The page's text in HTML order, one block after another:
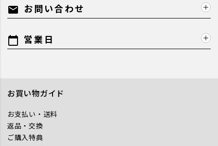
mail お問い合わせ
calendar_today 営業日
お買い物ガイド
お支払い・送料
返品・交換
ご購入特典